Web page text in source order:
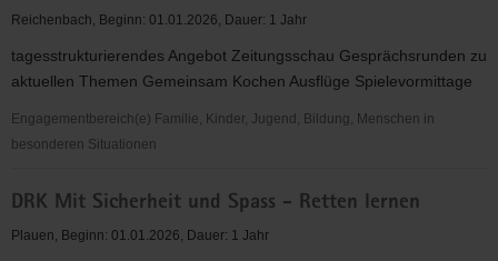
und
"Das
Boot"
Reichenbach, Beginn: 01.01.2026, Dauer: 1 Jahr
tagesstrukturierendes Angebot Zeitungsschau Gesprächsrunden zu
aktuellen Themen Gemeinsam Kochen Ausflüge Spielevormittage
Engagementbereich(e) Familie, Kinder, Jugend, Bildung, Menschen in
besonderen Situationen
Soziokulturelle
Betreuung
DRK Mit Sicherheit und Spass - Retten lernen
Plauen, Beginn: 01.01.2026, Dauer: 1 Jahr